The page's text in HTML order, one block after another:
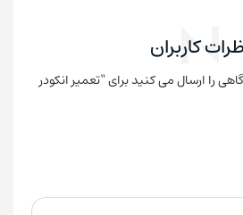
کاربران
را ارسال می کنید برای “تعمیر انکودر